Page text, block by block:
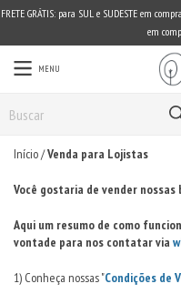
FRETE GRÁTIS: para SUL e SUDESTE em
em
MENU
Início/Venda para Lojistas
Você gostaria de vender nossas
Aqui um resumo de como
vontade para nos contatar via
1) Conheça nossas "Condições de